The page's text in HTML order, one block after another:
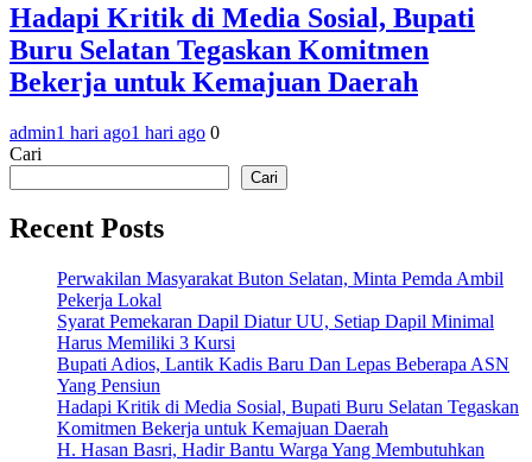
Hadapi Kritik di Media Sosial, Bupati
Buru Selatan Tegaskan Komitmen
Bekerja untuk Kemajuan Daerah
admin1 hari ago1 hari ago 0
Cari
Cari
Recent Posts
Perwakilan Masyarakat Buton Selatan, Minta Pemda Ambil
Pekerja Lokal
Syarat Pemekaran Dapil Diatur UU, Setiap Dapil Minimal
Harus Memiliki 3 Kursi
Bupati Adios, Lantik Kadis Baru Dan Lepas Beberapa ASN
Yang Pensiun
Hadapi Kritik di Media Sosial, Bupati Buru Selatan Tegaskan
Komitmen Bekerja untuk Kemajuan Daerah
H. Hasan Basri, Hadir Bantu Warga Yang Membutuhkan